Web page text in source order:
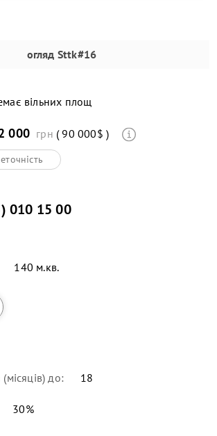
огляд Sttk#16
вільних площ
000 грн ( 90 000$ )
010 15 00
140 м.кв.
до: 18
30%